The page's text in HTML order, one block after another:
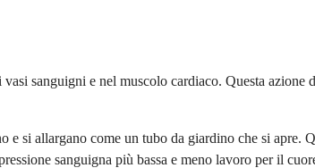
sanguigni e nel muscolo cardiaco. Questa
si allargano come un tubo da giardino che si apre.
sanguigna più bassa e meno lavoro per il